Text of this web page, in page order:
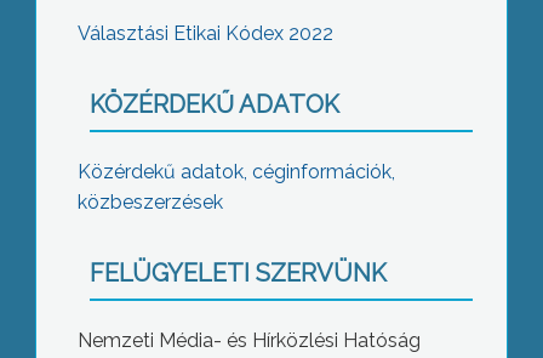
Választási Etikai Kódex 2022
KÖZÉRDEKŰ ADATOK
Közérdekű adatok, céginformációk,
közbeszerzések
FELÜGYELETI SZERVÜNK
Nemzeti Média- és Hírközlési Hatóság